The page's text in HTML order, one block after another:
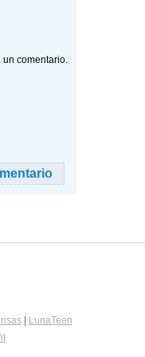
un comentario.
|
LunaTeen